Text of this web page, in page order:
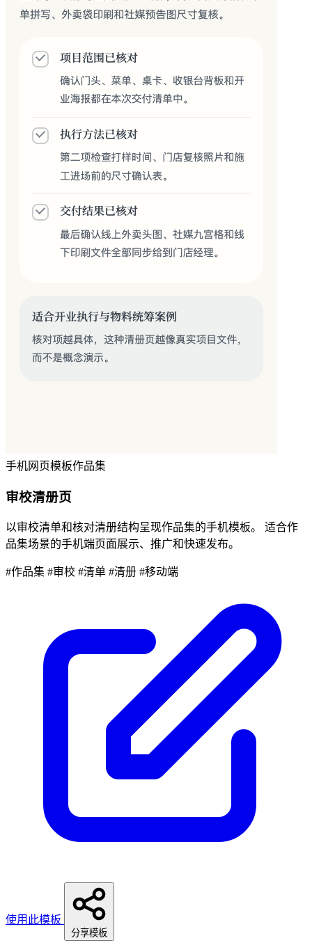
手机网页模板作品集
审校清册页
以审校清单和核对清册结构呈现作品集的手机模板。 适合作
品集场景的手机端页面展示、推广和快速发布。
#作品集 #审校 #清单 #清册 #移动端
使用此模板
分享模板